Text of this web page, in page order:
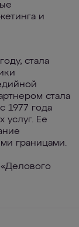
и
стала
стала
1977 года
Ее
границами.